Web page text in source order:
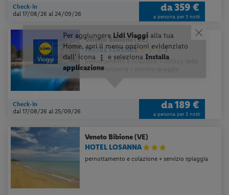
Check-in
dal 17/08/26al 24/09/26
da359 €
a persona per 3 notti
VenetoBibione (VE)
HOTEL FIRENZE
S
pernottamento e colazione + utilizzo della
piscina scoperta + servizio spiaggia
Check-in
dal 17/08/26al 25/09/26
da189 €
a persona per 3 notti
VenetoBibione (VE)
HOTEL LOSANNA
pernottamento e colazione + servizio spiaggia